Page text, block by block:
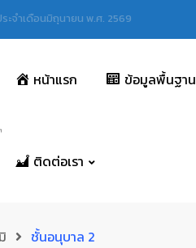
ระจำเดือนมิถุนายน พ.ศ. 2569
หน้าแรก ข้อมูลพื้นฐาน
ติดต่อเรา
ชั้นอนุบาล 2